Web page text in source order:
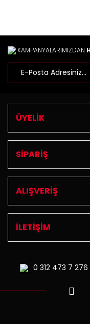
KAMPANYALARIMIZDAN
ÜYELİK
SİPARİŞ
ALIŞVERİŞ
İLETİŞİM
0 312473 7 276